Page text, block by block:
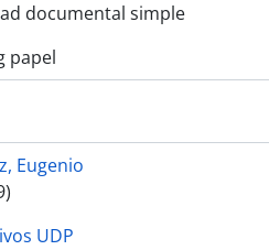
documental simple
papel
Eugenio
UDP